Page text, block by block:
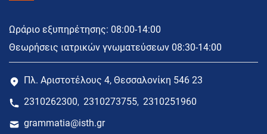
Ωράριο εξυπηρέτησης: 08:00-14:00
Θεωρήσεις ιατρικών γνωματεύσεων 08:30-14:00
Πλ. Αριστοτέλους 4, Θεσσαλονίκη 546 23
2310262300, 2310273755, 2310251960
grammatia@isth.gr